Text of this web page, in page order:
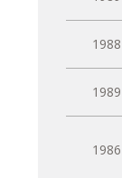
1988
1989
1986